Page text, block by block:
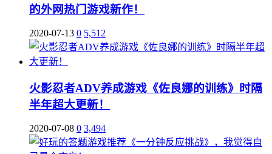
的外网热门游戏新作！
2020-07-13 0 5,512
火影忍者ADV养成游戏《佐良娜的训练》时隔
半年超大更新！
2020-07-08 0 3,494